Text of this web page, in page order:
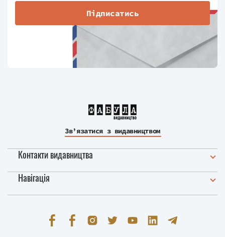
Підписатись
Зв’язатися з видавництвом
Контакти видавництва
Навігація